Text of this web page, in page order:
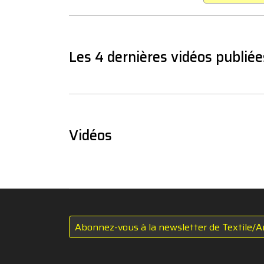
Les 4 dernières vidéos
Vidéos
Abonnez-vous à la newsletter de Textile/